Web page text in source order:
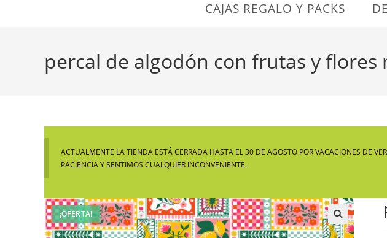
CAJAS REGALO Y PACKS
percal de algodón con frutas y
ACTUALMENTE LA TIENDA ESTÁ CERRADA HASTA EL 30 DE AGOSTO POR VACACIONES DE
PACIENCIA Y SENTIMOS CUALQUIER INCONVENIENTE.
¡OFERTA!
🔍